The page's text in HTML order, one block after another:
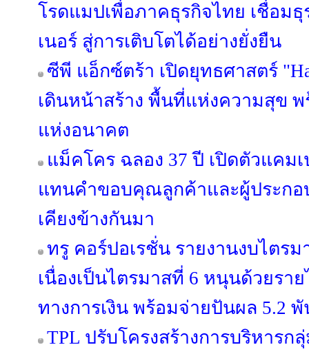
โรดแมปเพื่อภาคธุรกิจไทย เชื่อม
เนอร์ สู่การเติบโตได้อย่างยั่งยืน
ซีพี แอ็กซ์ตร้า เปิดยุทธศาสตร์
เดินหน้าสร้าง พื้นที่แห่งความสุข
แห่งอนาคต
แม็คโคร ฉลอง 37 ปี เปิดตัวแคม
แทนคำขอบคุณลูกค้าและผู้ประกอ
เคียงข้างกันมา
ทรู คอร์ปอเรชั่น รายงานงบไตรม
เนื่องเป็นไตรมาสที่ 6 หนุนด้วยรา
ทางการเงิน พร้อมจ่ายปันผล 5.2
TPL ปรับโครงสร้างการบริหาร